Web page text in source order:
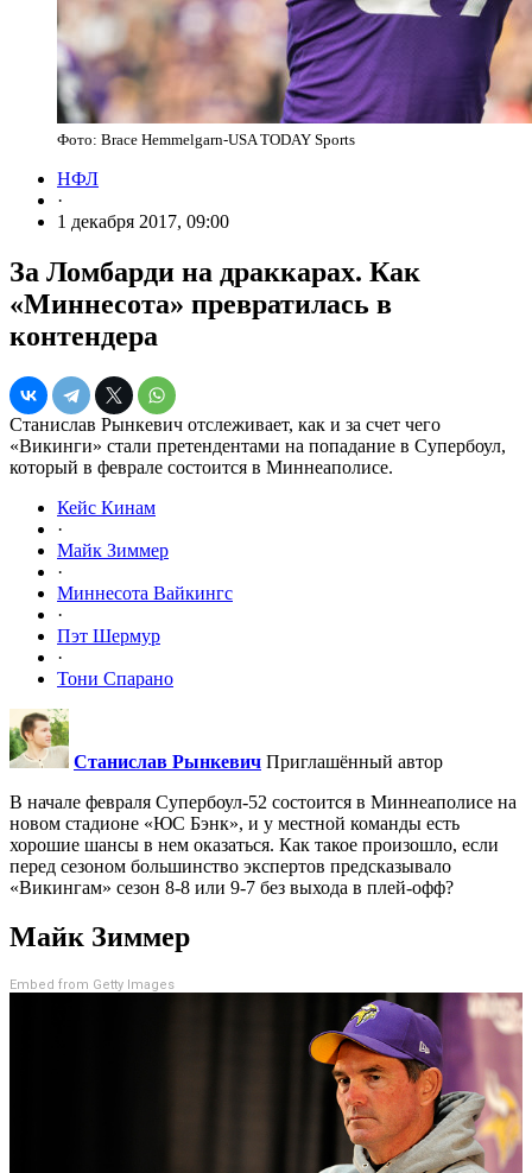
Фото: Brace Hemmelgarn-USA TODAY Sports
НФЛ
·
1 декабря 2017, 09:00
За Ломбарди на драккарах. Как
«Миннесота» превратилась в
контендера
Станислав Рынкевич отслеживает, как и за счет чего
«Викинги» стали претендентами на попадание в Супербоул,
который в феврале состоится в Миннеаполисе.
Кейс Кинам
·
Майк Зиммер
·
Миннесота Вайкингс
·
Пэт Шермур
·
Тони Спарано
Станислав Рынкевич Приглашённый автор
В начале февраля Супербоул-52 состоится в Миннеаполисе на
новом стадионе «ЮС Бэнк», и у местной команды есть
хорошие шансы в нем оказаться. Как такое произошло, если
перед сезоном большинство экспертов предсказывало
«Викингам» сезон 8-8 или 9-7 без выхода в плей-офф?
Майк Зиммер
Embed from Getty Images